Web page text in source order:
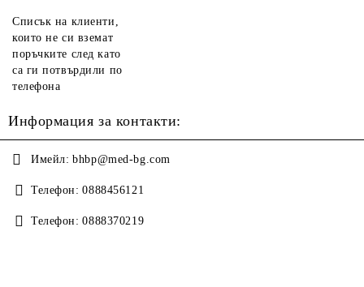
Списък на клиенти,
които не си вземат
поръчките след като
са ги потвърдили по
телефона
Информация за контакти:
Имейл: bhbp@med-bg.com
Телефон: 0888456121
Телефон: 0888370219